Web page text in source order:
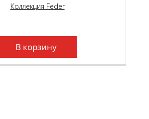
- высокоэластичной пены Roll
пружинный блок Roll Feder TFK,
в основе матраса, создаст
Коллекция Feder
В корзину